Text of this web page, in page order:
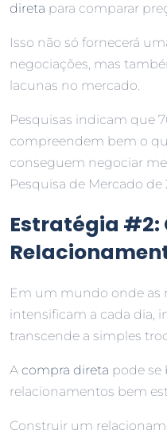
direta para comparar
Isso não só fornecerá
negociações, mas
lacunas no mercado.
Pesquisas indicam que
compreendem bem o
conseguem negociar
Pesquisa de Mercado de
Estratégia #2:
Em um mundo onde as
intensificam a cada dia,
transcende a simples
A compra direta pode se
relacionamentos bem
Construir um